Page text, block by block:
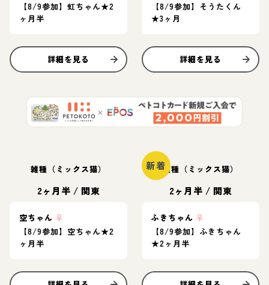
【8/9参加】虹ちゃん★2
ヶ月半
詳細を見る
【8/9参加】そうたくん
★3ヶ月
詳細を見る
雑種（ミックス猫）
2ヶ月半 / 関東
空ちゃん ♀
【8/9参加】空ちゃん★2
ヶ月半
新着雑種（ミックス猫）
2ヶ月半 / 関東
ふきちゃん ♀
【8/9参加】ふきちゃん
★2ヶ月半